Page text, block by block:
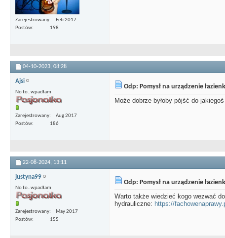
Zarejestrowany
Feb 2017
Postów
198
04-10-2023, 08:28
Ajsi
No to..wpadłam
Zarejestrowany
Aug 2017
Postów
186
Odp: Pomysł na urządzenie
Może dobrze byłoby pójść do
22-08-2024, 13:11
justyna99
No to..wpadłam
Zarejestrowany
May 2017
Postów
155
Odp: Pomysł na urządzenie
Warto także wiedzieć kogo wezwać
hydrauliczne: https://